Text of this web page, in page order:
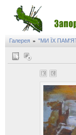
Галерея » "МИ ЇХ